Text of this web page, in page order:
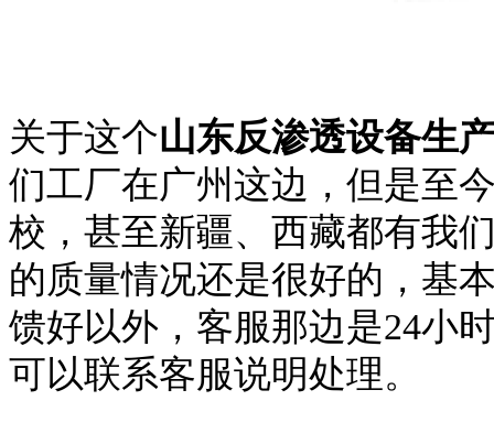
关于这个山东反渗透设备生
们工厂在广州这边，但是至
校，甚至新疆、西藏都有我
的质量情况还是很好的，基
馈好以外，客服那边是24小
可以联系客服说明处理。